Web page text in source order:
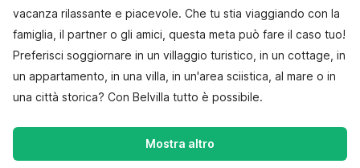
vacanza rilassante e piacevole. Che tu stia viaggiando con la
famiglia, il partner o gli amici, questa meta può fare il caso tuo!
Preferisci soggiornare in un villaggio turistico, in un cottage, in
un appartamento, in una villa, in un'area sciistica, al mare o in
una città storica? Con Belvilla tutto è possibile.
Mostra altro